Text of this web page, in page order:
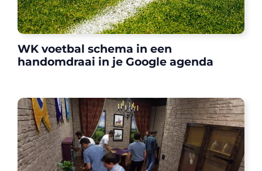
WK voetbal schema in een
handomdraai in je Google agenda